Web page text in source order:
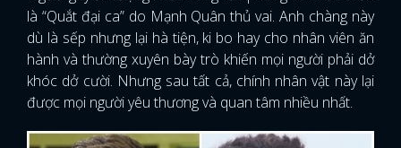
là “Quắt đại ca” do Mạnh Quân thủ vai. Anh chàng này
dù là sếp nhưng lại hà tiện, ki bo hay cho nhân viên ăn
hành và thường xuyên bày trò khiến mọi người phải dở
khóc dở cười. Nhưng sau tất cả, chính nhân vật này lại
được mọi người yêu thương và quan tâm nhiều nhất.